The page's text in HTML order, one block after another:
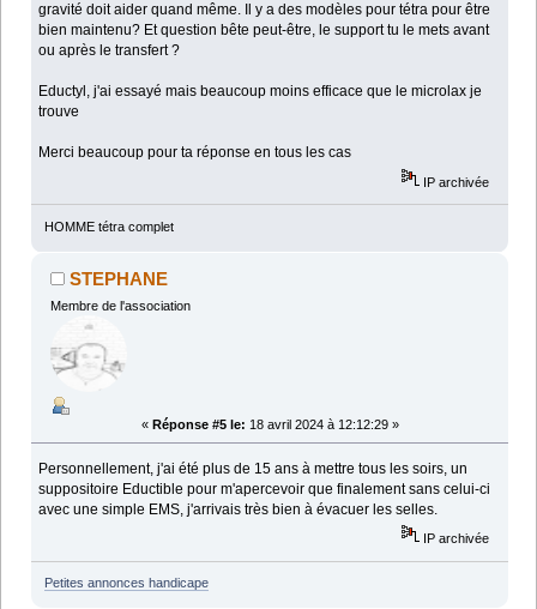
gravité doit aider quand même. Il y a des modèles pour tétra pour être
bien maintenu? Et question bête peut-être, le support tu le mets avant
ou après le transfert ?
Eductyl, j'ai essayé mais beaucoup moins efficace que le microlax je
trouve
Merci beaucoup pour ta réponse en tous les cas
IP archivée
HOMME tétra complet
STEPHANE
Membre de l'association
« Réponse #5 le: 18 avril 2024 à 12:12:29 »
Personnellement, j'ai été plus de 15 ans à mettre tous les soirs, un
suppositoire Eductible pour m'apercevoir que finalement sans celui-ci
avec une simple EMS, j'arrivais très bien à évacuer les selles.
IP archivée
Petites annonces handicape